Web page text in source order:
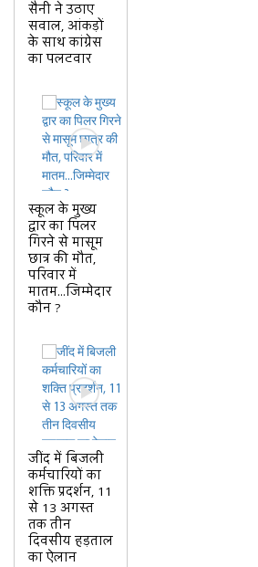
सैनी ने उठाए
सवाल, आंकड़ों
के साथ कांग्रेस
का पलटवार
स्कूल के मुख्य
द्वार का पिलर
गिरने से मासूम
छात्र की मौत,
परिवार में
मातम...जिम्मेदार
कौन ?
जींद में बिजली
कर्मचारियों का
शक्ति प्रदर्शन, 11
से 13 अगस्त
तक तीन
दिवसीय हड़ताल
का ऐलान